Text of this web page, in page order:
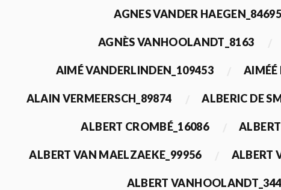
AGNES VANDER HAEGEN_84695
AGNÈS VANHOOLANDT_8163
AIMÉ VANDERLINDEN_109453 AIMÉÉ
ALAIN VERMEERSCH_89874 ALBERIC DE
ALBERT CROMBÉ_16086
ALBERT VAN MAELZAEKE_99956 ALBERT
ALBERT